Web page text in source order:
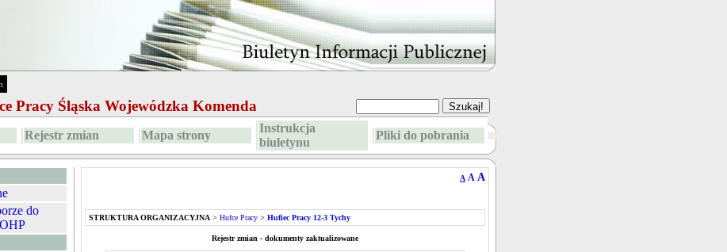
Pracy Śląska Wojewódzka Komenda
Rejestr zmian Mapa strony
Instrukcja
biuletynu
Pliki do pobrania
do
A A A
STRUKTURA ORGANIZACYJNA > Hufce Pracy > Hufiec Pracy 12-3 Tychy
Rejestr zmian - dokumenty zaktualizowane